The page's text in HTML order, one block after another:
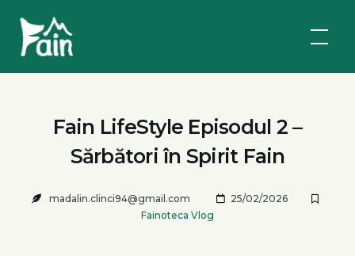
content
Fain
Camping
Fain LifeStyle Episodul 2 –
Sărbători în Spirit Fain
madalin.clinci94@gmail.com
25/02/2026
Fainoteca Vlog